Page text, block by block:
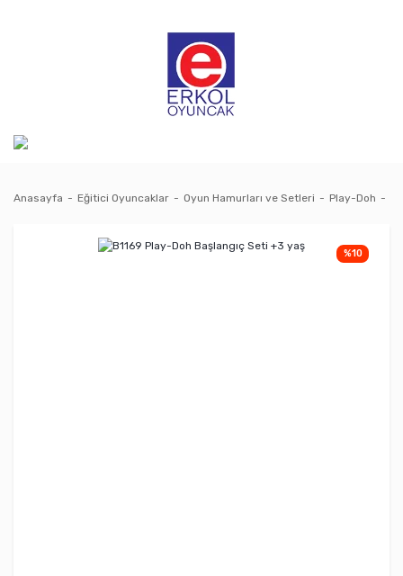
Anasayfa Eğitici Oyuncaklar Oyun Hamurları ve Setleri Play-Doh
%10